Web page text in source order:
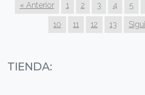
« Anterior 1 2 3 4 5
10 11 12 13
TIENDA: